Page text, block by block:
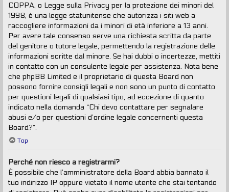
COPPA, o Legge sulla Privacy per la protezione dei minori del
1998, è una legge statunitense che autorizza i siti web a
raccogliere informazioni da i minori di età inferiore a 13 anni.
Per avere tale consenso serve una richiesta scritta da parte
del genitore o tutore legale, permettendo la registrazione delle
informazioni scritte dal minore. Se hai dubbi o incertezze, mettiti
in contatto con un consulente legale per assistenza. Nota bene
che phpBB Limited e il proprietario di questa Board non
possono fornire consigli legali e non sono un punto di contatto
per questioni legali di qualsiasi tipo, ad eccezione di quanto
indicato nella domanda “Chi devo contattare per segnalare
abusi e/o per questioni d’ordine legale concernenti questa
Board?”.
Top
Perché non riesco a registrarmi?
È possibile che l’amministratore della Board abbia bannato il
tuo indirizzo IP oppure vietato il nome utente che stai tentando